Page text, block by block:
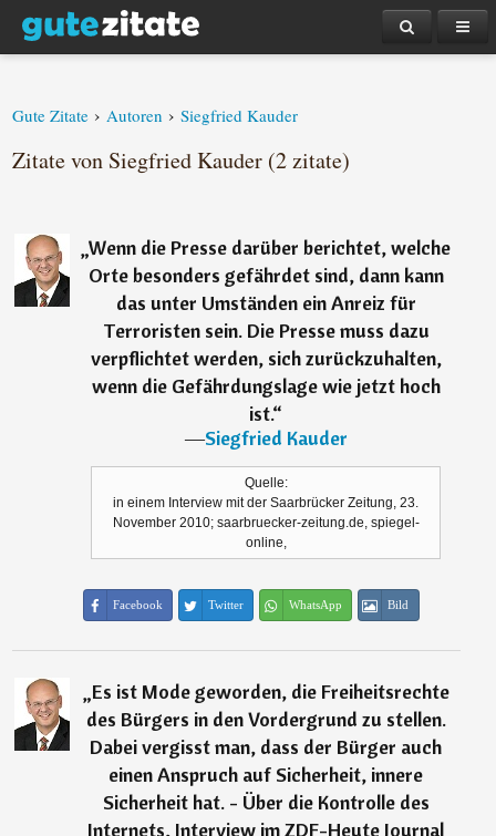
Gute Zitate › Autoren › Siegfried Kauder
Zitate von Siegfried Kauder (2 zitate)
„Wenn die Presse darüber berichtet, welche
Orte besonders gefährdet sind, dann kann
das unter Umständen ein Anreiz für
Terroristen sein. Die Presse muss dazu
verpflichtet werden, sich zurückzuhalten,
wenn die Gefährdungslage wie jetzt hoch
ist.“
―Siegfried Kauder
Quelle:
in einem Interview mit der Saarbrücker Zeitung, 23.
November 2010; saarbruecker-zeitung.de, spiegel-
online,
Facebook Twitter WhatsApp Bild
„Es ist Mode geworden, die Freiheitsrechte
des Bürgers in den Vordergrund zu stellen.
Dabei vergisst man, dass der Bürger auch
einen Anspruch auf Sicherheit, innere
Sicherheit hat. - Über die Kontrolle des
Internets, Interview im ZDF-Heute Journal